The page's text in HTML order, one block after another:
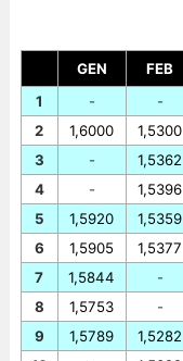
GEN FEB
1
2
3
4
5
6
7
8
9
-
1,6000
-
-
1,5920
1,5905
1,5844
1,5753
1,5789
-
1,5300
1,5362
1,5396
1,5359
1,5377
-
-
1,5282